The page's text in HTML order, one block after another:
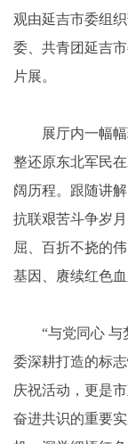
观由延吉市委组
委、共青团延吉
片展。
展厅内一幅幅
整还原东北军民
阔历程。跟随讲
抗联艰苦斗争岁
屈、百折不挠的
基因、赓续红色血
“与党同心 与梦
委深耕打造的标
庆祝活动，更是
奋进共识的重要